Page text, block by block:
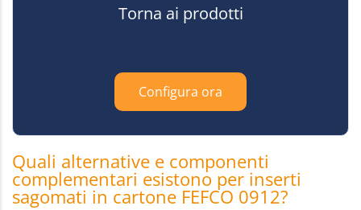
Torna ai prodotti
Configura ora
Quali alternative e componenti
complementari esistono per inserti
sagomati in cartone FEFCO 0912?